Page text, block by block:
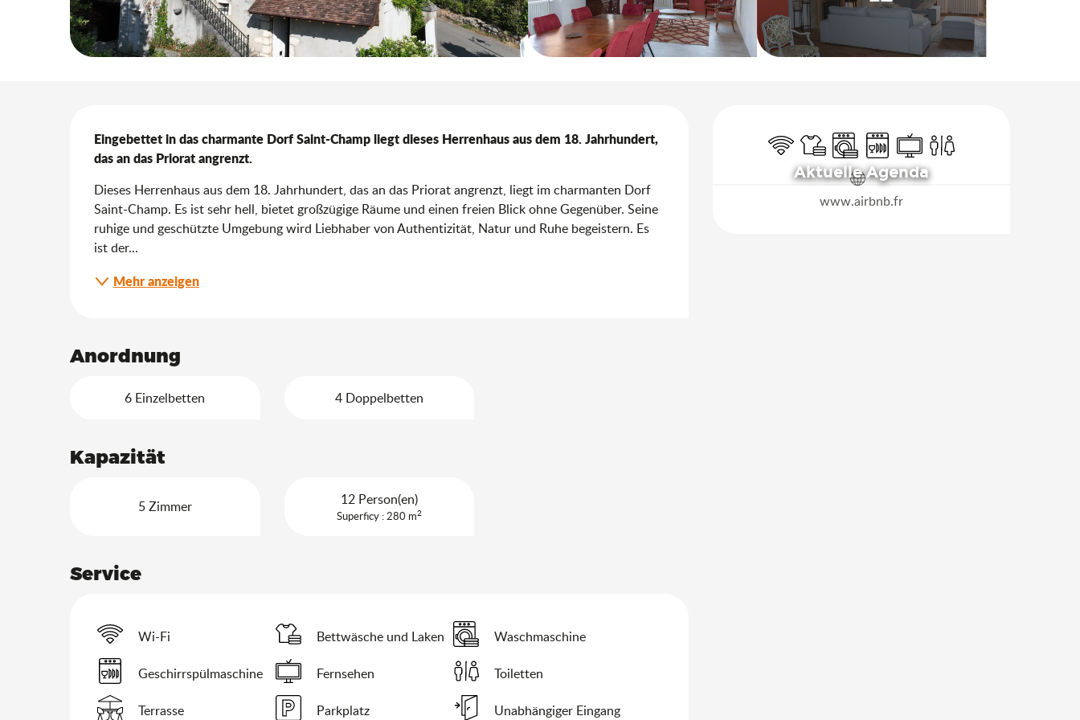
Wi-Fi Bettwäsche und Laken
Waschmaschine
Geschirrspülmaschine
Fernsehen
Toiletten
Aktuelle Agenda
www.airbnb.fr
Eingebettet in das charmante Dorf Saint-Champ liegt dieses Herrenhaus aus dem 18. Jahrhundert,
das an das Priorat angrenzt.
Dieses Herrenhaus aus dem 18. Jahrhundert, das an das Priorat angrenzt, liegt im charmanten Dorf
Saint-Champ. Es ist sehr hell, bietet großzügige Räume und einen freien Blick ohne Gegenüber. Seine
ruhige und geschützte Umgebung wird Liebhaber von Authentizität, Natur und Ruhe begeistern. Es
ist der...
Mehr anzeigen
Anordnung
6 Einzelbetten 4 Doppelbetten
Kapazität
5 Zimmer 12 Person(en)
Superficy : 280 m2
Service
Wi-Fi Bettwäsche und Laken Waschmaschine
Geschirrspülmaschine Fernsehen Toiletten
Terrasse Parkplatz Unabhängiger Eingang